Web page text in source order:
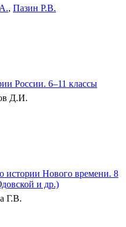
, Пазин Р.В.
России. 6–11 классы
Д.И.
истории Нового времени. 8
и др.)
Г.В.